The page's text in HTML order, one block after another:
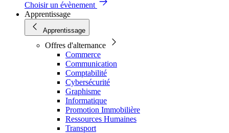
Choisir un évènement
Apprentissage
Apprentissage
Offres d'alternance
Commerce
Communication
Comptabilité
Cybersécurité
Graphisme
Informatique
Promotion Immobilière
Ressources Humaines
Transport